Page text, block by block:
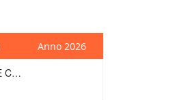
Anno 2026
Sal Da Vinci – Rossetto E Caffè